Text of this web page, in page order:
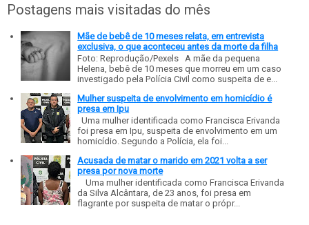
Postagens mais visitadas do mês
Mãe de bebê de 10 meses relata, em entrevista
exclusiva, o que aconteceu antes da morte da filha
Foto: Reprodução/Pexels A mãe da pequena
Helena, bebê de 10 meses que morreu em um caso
investigado pela Polícia Civil como suspeita de e...
Mulher suspeita de envolvimento em homicídio é
presa em Ipu
Uma mulher identificada como Francisca Erivanda
foi presa em Ipu, suspeita de envolvimento em um
homicídio. Segundo a Polícia, ela foi...
Acusada de matar o marido em 2021 volta a ser
presa por nova morte
Uma mulher identificada como Francisca Erivanda
da Silva Alcântara, de 23 anos, foi presa em
flagrante por suspeita de matar o própr...